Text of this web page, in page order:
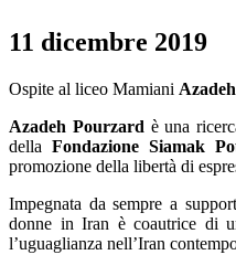
11 dicembre 2019
Ospite al liceo Mamiani
Azadeh Pourzard è una
della Fondazione Siamak
promozione della libertà di
Impegnata da sempre a
donne in Iran è coautrice di
l’uguaglianza nell’Iran